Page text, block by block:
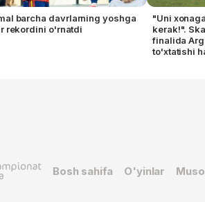
barcha davrlarning yoshga
rekordini o'rnatdi
"Uni
kerak!".
finalida
to'xtatishi
Bosh sahifa O'yinlar